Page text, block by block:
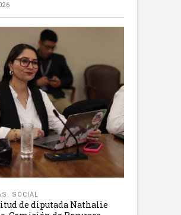
, SOCIAL
de diputada Nathalie